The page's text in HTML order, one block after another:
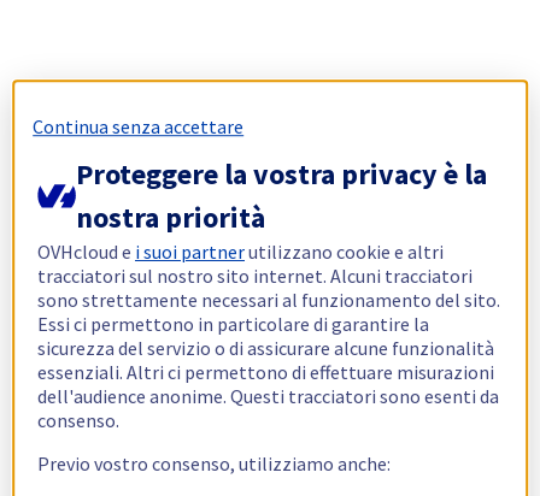
Continua senza accettare
Proteggere la vostra privacy è la
nostra priorità
OVHcloud e i suoi partnerutilizzano cookie e altri
tracciatori sul nostro sito internet. Alcuni tracciatori
sono strettamente necessari al funzionamento del sito.
Essi ci permettono in particolare di garantire la
sicurezza del servizio o di assicurare alcune funzionalità
essenziali. Altri ci permettono di effettuare misurazioni
dell'audience anonime. Questi tracciatori sono esenti da
consenso.
Previo vostro consenso, utilizziamo anche: